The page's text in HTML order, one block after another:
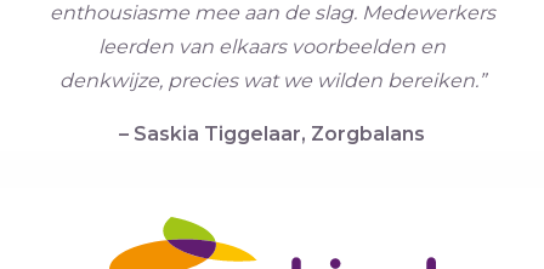
enthousiasme mee aan de slag. Medewerkers
leerden van elkaars voorbeelden en
denkwijze, precies wat we wilden bereiken.”
– Saskia Tiggelaar, Zorgbalans